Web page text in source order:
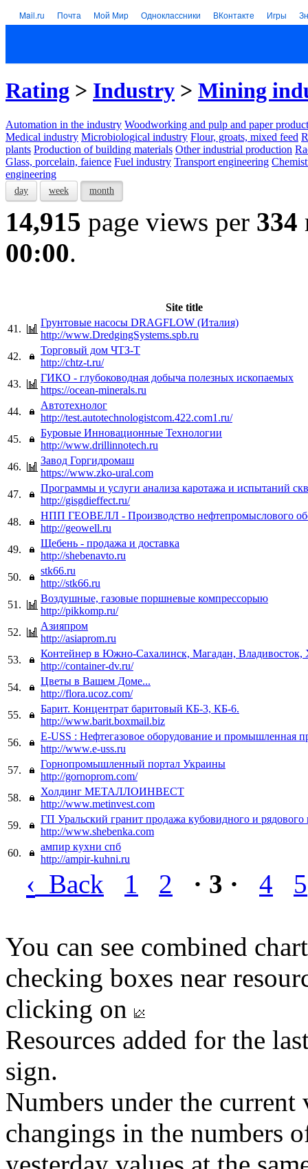
Mail.ru Почта Мой Мир Одноклассники ВКонтакте Игры
Rating > Industry > Mining
Automation in the industry Woodworking and pulp and paper
Medical industry Microbiological industry Flour, groats, mixed feed
plants Production of building materials Other industrial production
Glass, porcelain, faience Fuel industry Transport engineering
engineering
day week month
14,915 page views per 334
00:00.
Site title
41.
Грунтовые насосы DRAGFLOW (Италия)
http://www.DredgingSystems.spb.ru
42.
Торговый дом ЧТЗ-Т
http://chtz-t.ru/
43.
ГИКО - глубоководная добыча полезных ископаемых
https://ocean-minerals.ru
44.
Автотехнолог
http://test.autotechnologistcom.422.com1.ru/
45.
Буровые Инновационные Технологии
http://www.drillinnotech.ru
46.
Завод Горгидромаш
https://www.zko-ural.com
47.
Программы и услуги анализа каротажа и испытаний
http://gisgdieffect.ru/
48.
НПП ГЕОВЕЛЛ - Производство нефтепромыслового
http://geowell.ru
49.
Щебень - продажа и доставка
http://shebenavto.ru
50.
stk66.ru
http://stk66.ru
51.
Воздушные, газовые поршневые компрессорыю
http://pikkomp.ru/
52.
Азияпром
http://asiaprom.ru
53.
Контейнер в Южно-Сахалинск, Магадан, Владивосток,
http://container-dv.ru/
54.
Цветы в Вашем Доме...
http://flora.ucoz.com/
55.
Барит. Концентрат баритовый КБ-3, КБ-6.
http://www.barit.boxmail.biz
56.
E-USS : Нефтегазовое оборудование и промышленная
http://www.e-uss.ru
57.
Горнопромышленный портал Украины
http://gornoprom.com/
58.
Холдинг МЕТАЛЛОИНВЕСТ
http://www.metinvest.com
59.
ГП Уральский гранит продажа кубовидного и рядового
http://www.shebenka.com
60.
ампир кухни спб
http://ampir-kuhni.ru
‹ Back 1 2 · 3 · 4 5
You can see combined
checking boxes near
clicking on
Resources added for the
sign.
Numbers under the
changings in the numbers